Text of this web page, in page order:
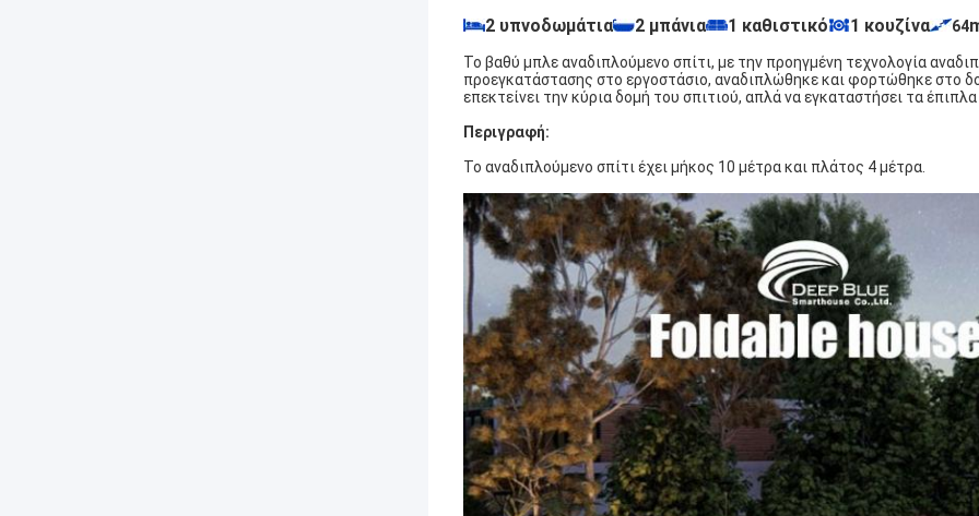
2 υπνοδωμάτια 2 μπάνια 1 καθιστικό 1 κουζίνα 64
Το βαθύ μπλε αναδιπλούμενο σπίτι, με την προηγμένη τεχνολογία
προεγκατάστασης στο εργοστάσιο, αναδιπλώθηκε και φορτώθηκε στο
επεκτείνει την κύρια δομή του σπιτιού, απλά να εγκαταστήσει τα
Περιγραφή:
Το αναδιπλούμενο σπίτι έχει μήκος 10 μέτρα και πλάτος 4 μέτρα.